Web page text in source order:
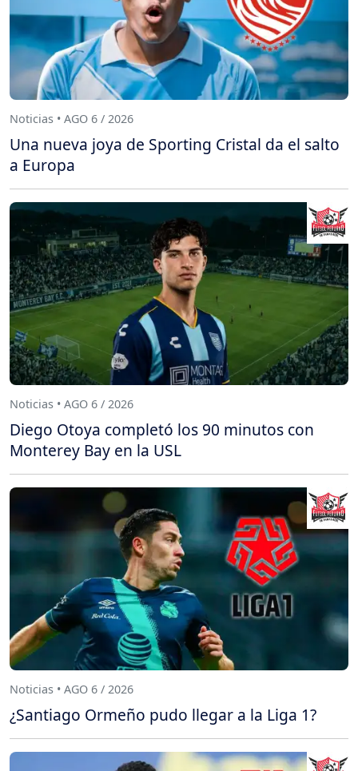
Noticias • AGO 6 / 2026
Una nueva joya de Sporting Cristal da el salto
a Europa
Noticias • AGO 6 / 2026
Diego Otoya completó los 90 minutos con
Monterey Bay en la USL
Noticias • AGO 6 / 2026
¿Santiago Ormeño pudo llegar a la Liga 1?